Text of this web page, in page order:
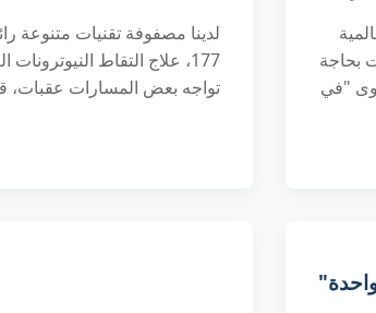
بحاجة
"في
177، علاج التقاط
تواجه بعض المسارات عقبات،